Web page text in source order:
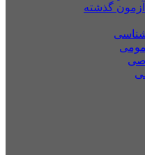
گذشته